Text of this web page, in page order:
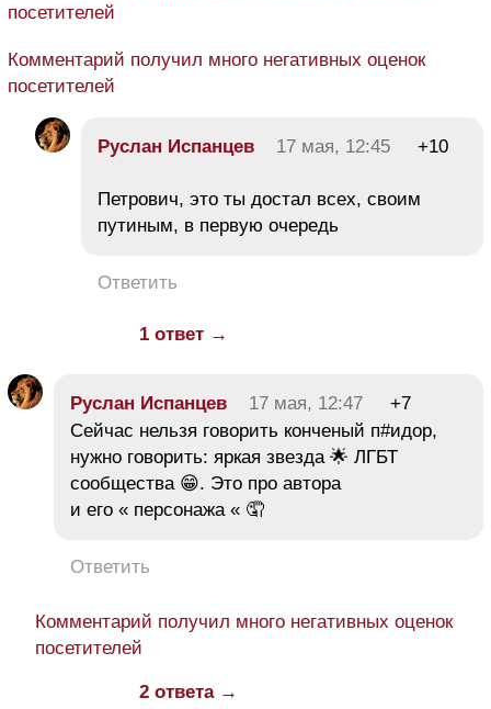
посетителей
Комментарий получил много негативных оценок
посетителей
Руслан Испанцев 17 мая, 12:45 +10
Петрович, это ты достал всех, своим
путиным, в первую очередь
Ответить
1 ответ →
Руслан Испанцев 17 мая, 12:47
+7
Сейчас нельзя говорить конченый п#идор,
нужно говорить: яркая звезда 🌟 ЛГБТ
сообщества 😁. Это про автора
и его « персонажа « 🤦
Ответить
Комментарий получил много негативных оценок
посетителей
2 ответа →